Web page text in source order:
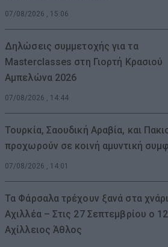
07/08/2026 , 15:06
Δηλώσεις συμμετοχής για τα
Masterclasses στη Γιορτή Κρασιού
Αμπελώνα 2026
07/08/2026 , 14:44
Τουρκία, Σαουδική Αραβία, και
προχωρούν σε κοινή αμυντική
07/08/2026 , 14:01
Τα Φάρσαλα τρέχουν ξανά στα
Αχιλλέα – Στις 27 Σεπτεμβρίου ο
Αχίλλειος Άθλος